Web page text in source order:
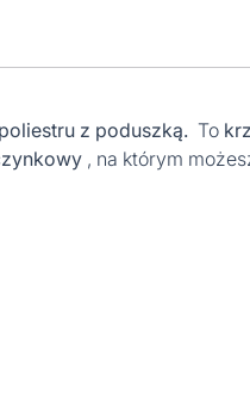
z poduszką. To
, na którym